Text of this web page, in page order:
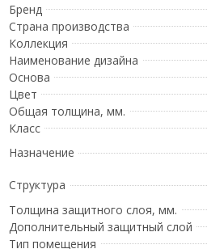
Бренд
Страна производства
Коллекция
Наименование дизайна
Основа
Цвет
Общая толщина, мм.
Класс
Назначение
Структура
Толщина защитного слоя, мм.
Дополнительный защитный слой
Тип помещения